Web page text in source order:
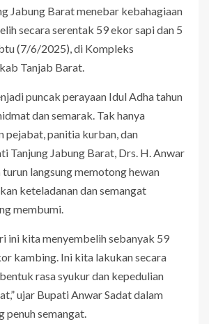
Jabung Barat menebar kebahagiaan
secara serentak 59 ekor sapi dan 5
(7/6/2025), di Kompleks
Tanjab Barat.
puncak perayaan Idul Adha tahun
dan semarak. Tak hanya
pejabat, panitia kurban, dan
Tanjung Jabung Barat, Drs. H. Anwar
turun langsung memotong hewan
keteladanan dan semangat
membumi.
ini kita menyembelih sebanyak 59
kambing. Ini kita lakukan secara
rasa syukur dan kepedulian
ujar Bupati Anwar Sadat dalam
penuh semangat.